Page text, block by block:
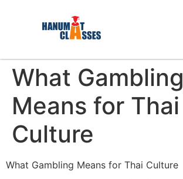
What Gambling
Means for Thai
Culture
What Gambling Means for Thai Culture